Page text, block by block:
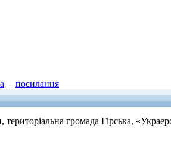
| посилання
громада Гірська,